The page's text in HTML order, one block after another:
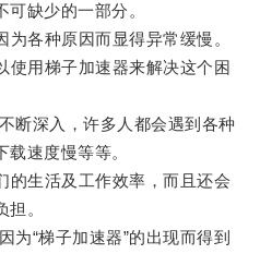
缺少的一部分。
各种原因而显得异常缓慢。
用梯子加速器来解决这个困
深入，许多人都会遇到各种
速度慢等等。
生活及工作效率，而且还会
。
“梯子加速器”的出现而得到